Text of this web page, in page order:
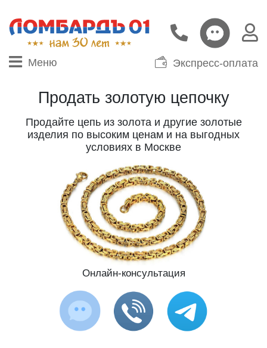
Меню Экспресс-оплата
Продать золотую цепочку
Продайте цепь из золота и другие золотые
изделия по высоким ценам и на выгодных
условиях в Москве
Онлайн-консультация